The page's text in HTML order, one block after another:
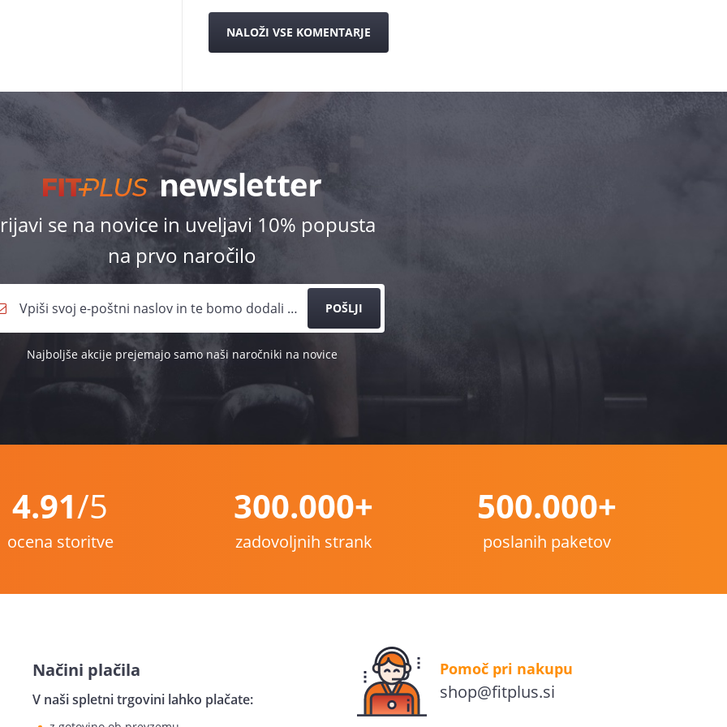
NALOŽI VSE KOMENTARJE
se na novice in uveljavi 10% popusta
na prvo naročilo
POŠLJI
Najboljše akcije prejemajo samo naši naročniki na novice
4.91/5
ocena storitve
300.000+
zadovoljnih strank
500.000+
poslanih paketov
Načini plačila
V naši spletni trgovini lahko plačate:
Pomoč pri nakupu
shop@fitplus.si